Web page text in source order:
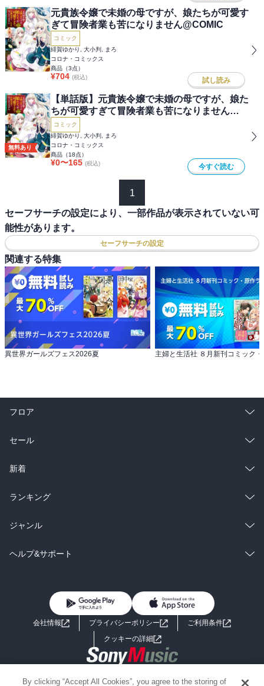
元貴族令嬢で未婚の母ですが、娘たちが可愛す
ぎて冒険者業も苦になりません@COMIC
コミック
緋賀ゆかり, 大小判, まろ
コロナ・コミックス
商品（3点）
¥704 (税込) 試し読み
無料あり
【単話版】元貴族令嬢で未婚の母ですが、娘た
ちが可愛すぎて冒険者業も苦になりません
@COMIC
コミック
緋賀ゆかり, 大小判, まろ
コロナ・コミックス
商品（18点）
¥0〜165 (税込) 今すぐ読む
1
セーフサーチの設定により、一部作品が表示されていない可
能性があります。
セーフサーチの設定
関連する特集
異世界ガールズフェス2026夏
フロア
総合
ラノベ
雑誌・グラビア
BL・TL
セール
総合
ラノベ
雑誌・グラビア
BL・TL
新着
総合
ラノベ
雑誌・グラビア
ランキング
総合
ラノベ
ジャンル
コミック
ライトノベル 男子向けラノベ
小説
海外小説
ヘルプ&サポート
よくあるご質問 お問い合わせ
会社情報 プライバシーポリシー
ご利用条件
クッキーの詳細
Copyright 2017 - 2026 Sony Music Entertainment(Japan) Inc.
By clicking “Accept All Cookies”, you agree to the storing of